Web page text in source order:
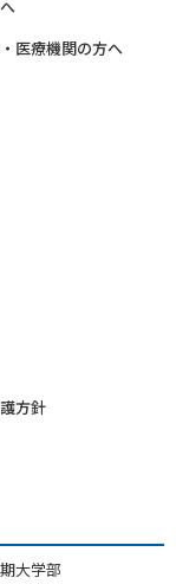
医療機関の方へ
方針
大学部